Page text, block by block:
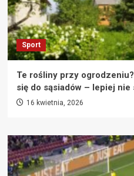
Sport
Te rośliny przy
się do sąsiadów – lepiej nie
16 kwietnia, 2026